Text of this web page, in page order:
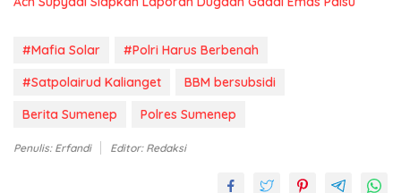
#Mafia Solar
#Polri Harus Berbenah
#Satpolairud Kalianget
BBM bersubsidi
Berita Sumenep
Polres Sumenep
Penulis: Erfandi Editor: Redaksi